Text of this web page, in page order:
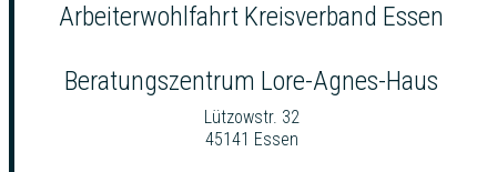
Arbeiterwohlfahrt Kreisverband Essen
Beratungszentrum Lore-Agnes-Haus
Lützowstr. 32
45141 Essen